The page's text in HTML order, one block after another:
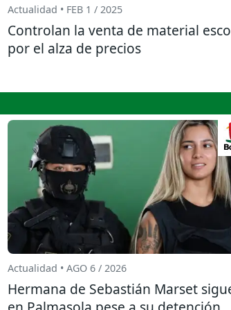
Actualidad • FEB 1 / 2025
Controlan la venta de material
por el alza de precios
Actualidad • AGO 6 / 2026
Hermana de Sebastián Marset